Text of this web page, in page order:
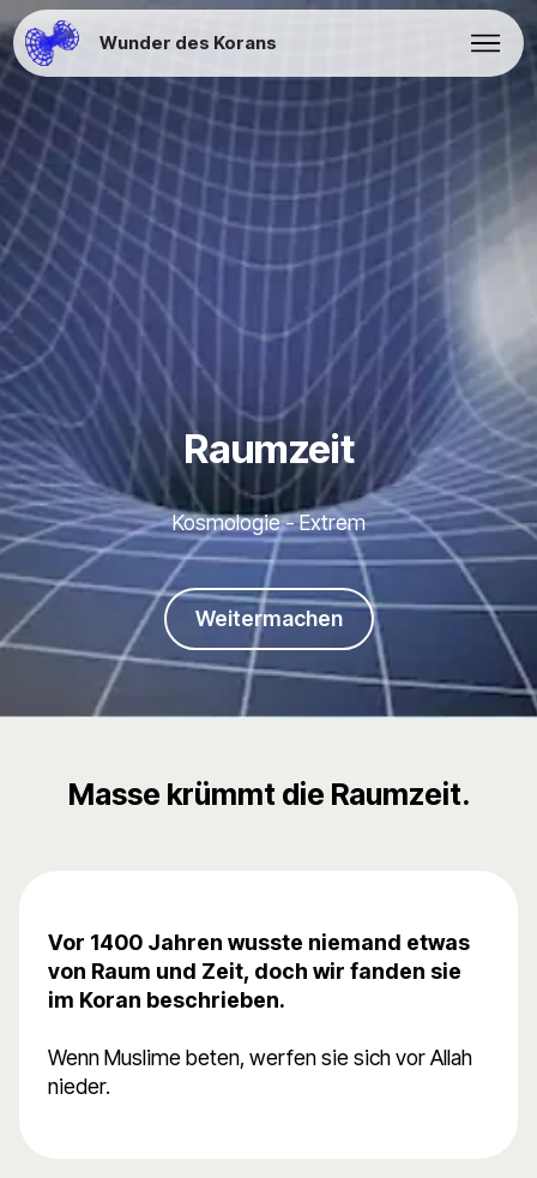
Wunder des Korans
Raumzeit
Kosmologie - Extrem
Weitermachen
Masse krümmt die Raumzeit.
Vor 1400 Jahren wusste niemand etwas
von Raum und Zeit, doch wir fanden sie
im Koran beschrieben.
Wenn Muslime beten, werfen sie sich vor Allah
nieder.